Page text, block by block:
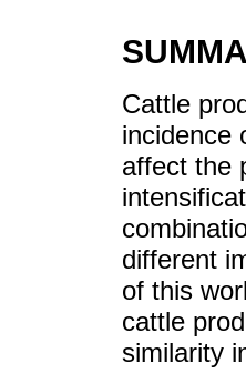
Cattle
incidence
affect the
different
of this
cattle
similarity